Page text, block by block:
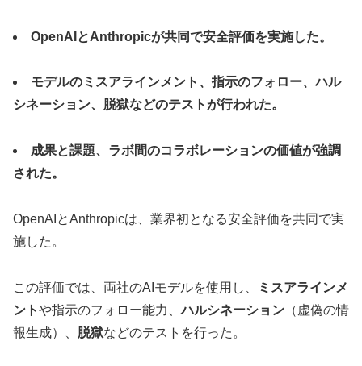
OpenAIとAnthropicが共同で安全評価を実施した。
モデルのミスアラインメント、指示のフォロー、ハル
シネーション、脱獄などのテストが行われた。
成果と課題、ラボ間のコラボレーションの価値が強調
された。
OpenAIとAnthropicは、業界初となる安全評価を共同で実
施した。
この評価では、両社のAIモデルを使用し、
ミスアラインメ
ントや指示のフォロー能力、ハルシネーション （虚偽の情
報生成）、 脱獄などのテストを行った。